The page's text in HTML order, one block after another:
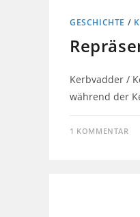
GESCHICHTE /
Kerbvadder /
während der
1 KOMMENTAR